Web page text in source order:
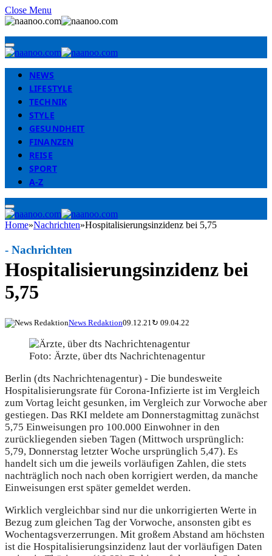
Close Menu
NEWS
LIFESTYLE
TECHNIK
STYLE
GESUNDHEIT
FINANZEN
REISE
SPORT
A-Z
Home»Nachrichten»Hospitalisierungsinzidenz bei 5,75
Hospitalisierungsinzidenz bei
5,75
- Nachrichten
News Redaktion09.12.21 ↻ 09.04.22
Foto: Ärzte, über dts Nachrichtenagentur
Berlin (dts Nachrichtenagentur) - Die bundesweite
Hospitalisierungsrate für Corona-Infizierte ist im Vergleich
zum Vortag leicht gesunken, im Vergleich zur Vorwoche aber
gestiegen. Das RKI meldete am Donnerstagmittag zunächst
5,75 Einweisungen pro 100.000 Einwohner in den
zurückliegenden sieben Tagen (Mittwoch ursprünglich:
5,79, Donnerstag letzter Woche ursprünglich 5,47). Es
handelt sich um die jeweils vorläufigen Zahlen, die stets
nachträglich noch nach oben korrigiert werden, da manche
Einweisungen erst später gemeldet werden.
Wirklich vergleichbar sind nur die unkorrigierten Werte in
Bezug zum gleichen Tag der Vorwoche, ansonsten gibt es
Wochentagsverzerrungen. Mit großem Abstand am höchsten
ist die Hospitalisierungsinzidenz laut der vorläufigen Daten